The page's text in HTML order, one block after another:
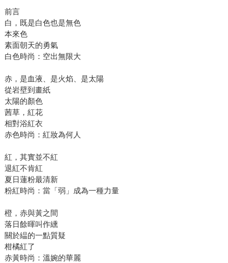
前言
白，既是白色也是無色
本來色
素面朝天的勇氣
白色時尚：空出無限大
赤，是血液、是火焰、是太陽
從岩壁到畫紙
太陽的顏色
茜草，紅花
相對浴紅衣
赤色時尚：紅妝為何人
紅，其實並不紅
退紅不肯紅
夏日蓮粉最清新
粉紅時尚：當「弱」成為一種力量
橙，赤與黃之間
落日餘暉叫作纁
關於緼的一點質疑
柑橘紅了
赤黃時尚：溫婉的華麗